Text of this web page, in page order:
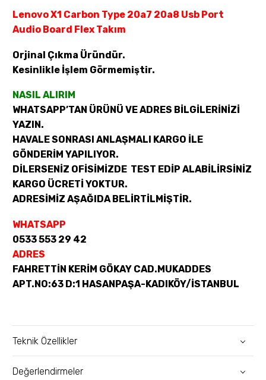
Lenovo X1 Carbon Type 20a7 20a8 Usb Port
Audio Board Flex Takım
Orjinal Çıkma Üründür.
Kesinlikle İşlem Görmemiştir.
NASIL ALIRIM
WHATSAPP’TAN ÜRÜNÜ VE ADRES BİLGİLERİNİZİ
YAZIN.
HAVALE SONRASI ANLAŞMALI KARGO İLE
GÖNDERİM YAPILIYOR.
DİLERSENİZ OFİSİMİZDE TEST EDİP ALABİLİRSİNİZ
KARGO ÜCRETİ YOKTUR.
ADRESİMİZ AŞAĞIDA BELİRTİLMİŞTİR.
WHATSAPP
0533 553 29 42
ADRES
FAHRETTİN KERİM GÖKAY CAD.MUKADDES
APT.NO:63 D:1 HASANPAŞA-KADIKÖY/İSTANBUL
Teknik Özellikler
Değerlendirmeler